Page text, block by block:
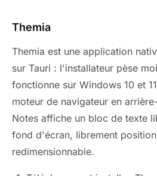
Themia
Themia est une application
sur Tauri : l'installateur pèse
fonctionne sur Windows 10 et
moteur de navigateur en
Notes affiche un bloc de texte
fond d'écran, librement
redimensionnable.